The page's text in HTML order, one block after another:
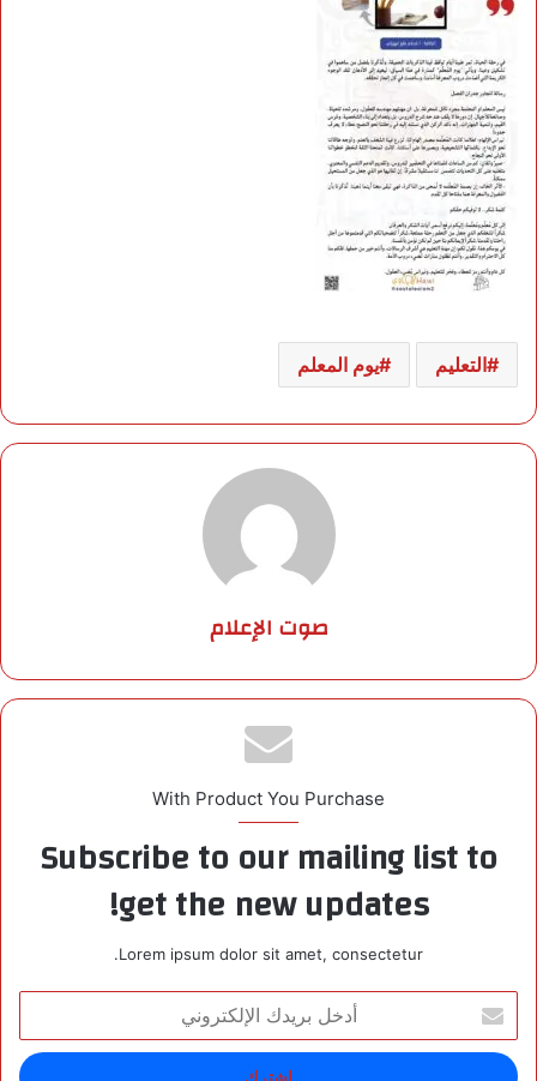
التعليم يوم المعلم
صوت الإعلام
With Product You Purchase
Subscribe to our mailing list to
get the new updates!
Lorem ipsum dolor sit amet, consectetur.
خ